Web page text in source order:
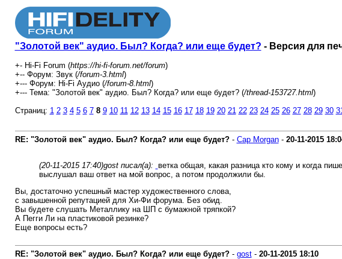
"Золотой век" аудио. Был? Когда? или еще будет? - Версия для
+- Hi-Fi Forum (https://hi-fi-forum.net/forum)
+-- Форум: Звук (/forum-3.html)
+--- Форум: Hi-Fi Аудио (/forum-8.html)
+--- Тема: "Золотой век" аудио. Был? Когда? или еще будет? (/thread-153727.html)
Страниц: 1 2 3 4 5 6 7 8 9 10 11 12 13 14 15 16 17 18 19 20 21 22 23 24 25 26 27 28 29 30
RE: "Золотой век" аудио. Был? Когда? или еще будет?- Cap Morgan- 20-11-2015
(20-11-2015 17:40)gost писал(а): ветка общая, какая разница кто кому и когда
выслушал ваш ответ на мой вопрос, а потом продолжили бы.
Вы, достаточно успешный мастер художественного слова,
с завышенной репутацией для Хи-Фи форума. Без обид.
Вы будете слушать Металлику на ШП с бумажной тряпкой?
А Пегги Ли на пластиковой резинке?
Еще вопросы есть?
RE: "Золотой век" аудио. Был? Когда? или еще будет?- gost- 20-11-2015 18:10